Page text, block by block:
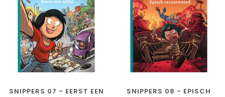
SNIPPERS 07 - EERST EEN
SNIPPERS 08 - EPISCH